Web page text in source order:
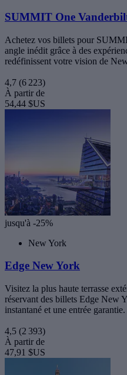
SUMMIT One
Achetez vos billets pour
angle inédit grâce à des
redéfinissent votre vision de
4,7 (6 223)
À partir de
54,44 $US
jusqu'à -25%
New York
Edge New York
Visitez la plus haute terrasse
réservant des billets Edge New
instantané et une entrée garantie.
4,5 (2 393)
À partir de
47,91 $US